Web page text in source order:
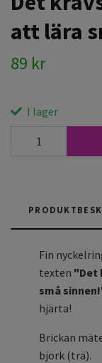
att lära
89 kr
I lager
Fin
texten "Det
små
hjärta!
Brickan
björk (trä).